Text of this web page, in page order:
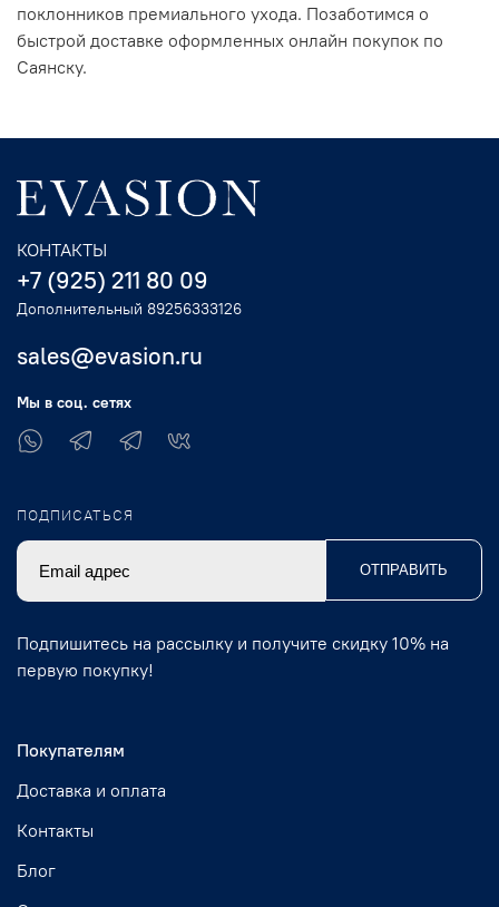
поклонников премиального ухода. Позаботимся о
быстрой доставке оформленных онлайн покупок по
Саянску.
Покупателям
Доставка и оплата
Контакты
Блог
КОНТАКТЫ
+7 (925) 211 80 09
Дополнительный 89256333126
sales@evasion.ru
Мы в соц. сетях
ПОДПИСАТЬСЯ
ОТПРАВИТЬ
Подпишитесь на рассылку и получите скидку 10% на
первую покупку!